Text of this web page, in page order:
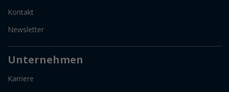
Kontakt
Newsletter
Unternehmen
Karriere